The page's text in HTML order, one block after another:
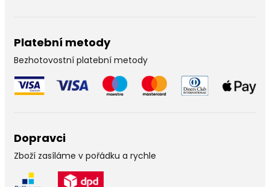
Platební metody
Bezhotovostní platební metody
Dopravci
Zboží zasíláme v pořádku a rychle